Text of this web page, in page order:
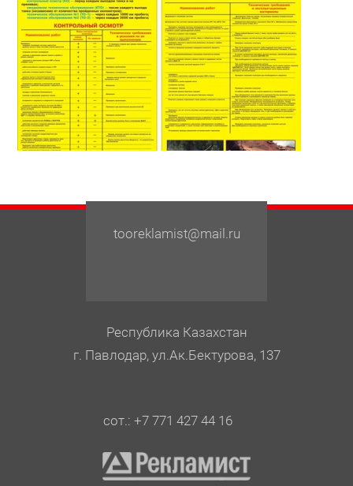
tooreklamist@mail.ru
Республика Казахстан
г. Павлодар, ул.Ак.Бектурова, 137
сот.: +7 771 427 44 16